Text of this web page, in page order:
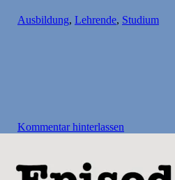
Ausbildung, Lehrende, Studium
Kommentar hinterlassen